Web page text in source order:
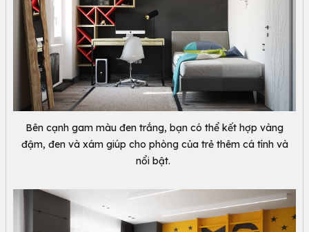
Bên cạnh gam màu đen trắng, bạn có thể kết hợp vàng
đậm, đen và xám giúp cho phòng của trẻ thêm cá tính và
nổi bật.